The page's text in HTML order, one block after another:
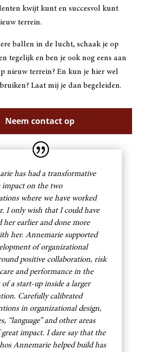
kwijt kunt en succesvol kunt
terrein.
ballen in de lucht, schaak je op
tegelijk en ben je ook nog eens aan
nieuw terrein? En kun je hier wel
Laat mij je dan begeleiden.
Neem contact op
has had a transformative
impact on the two
where we have worked
I only wish that I could have
her earlier and done more
her. Annemarie supported
of organizational
positive collaboration, risk
and performance in the
a start-up inside a larger
Carefully calibrated
in organizational design,
“language” and other areas
great impact. I dare say that the
Annemarie helped build has